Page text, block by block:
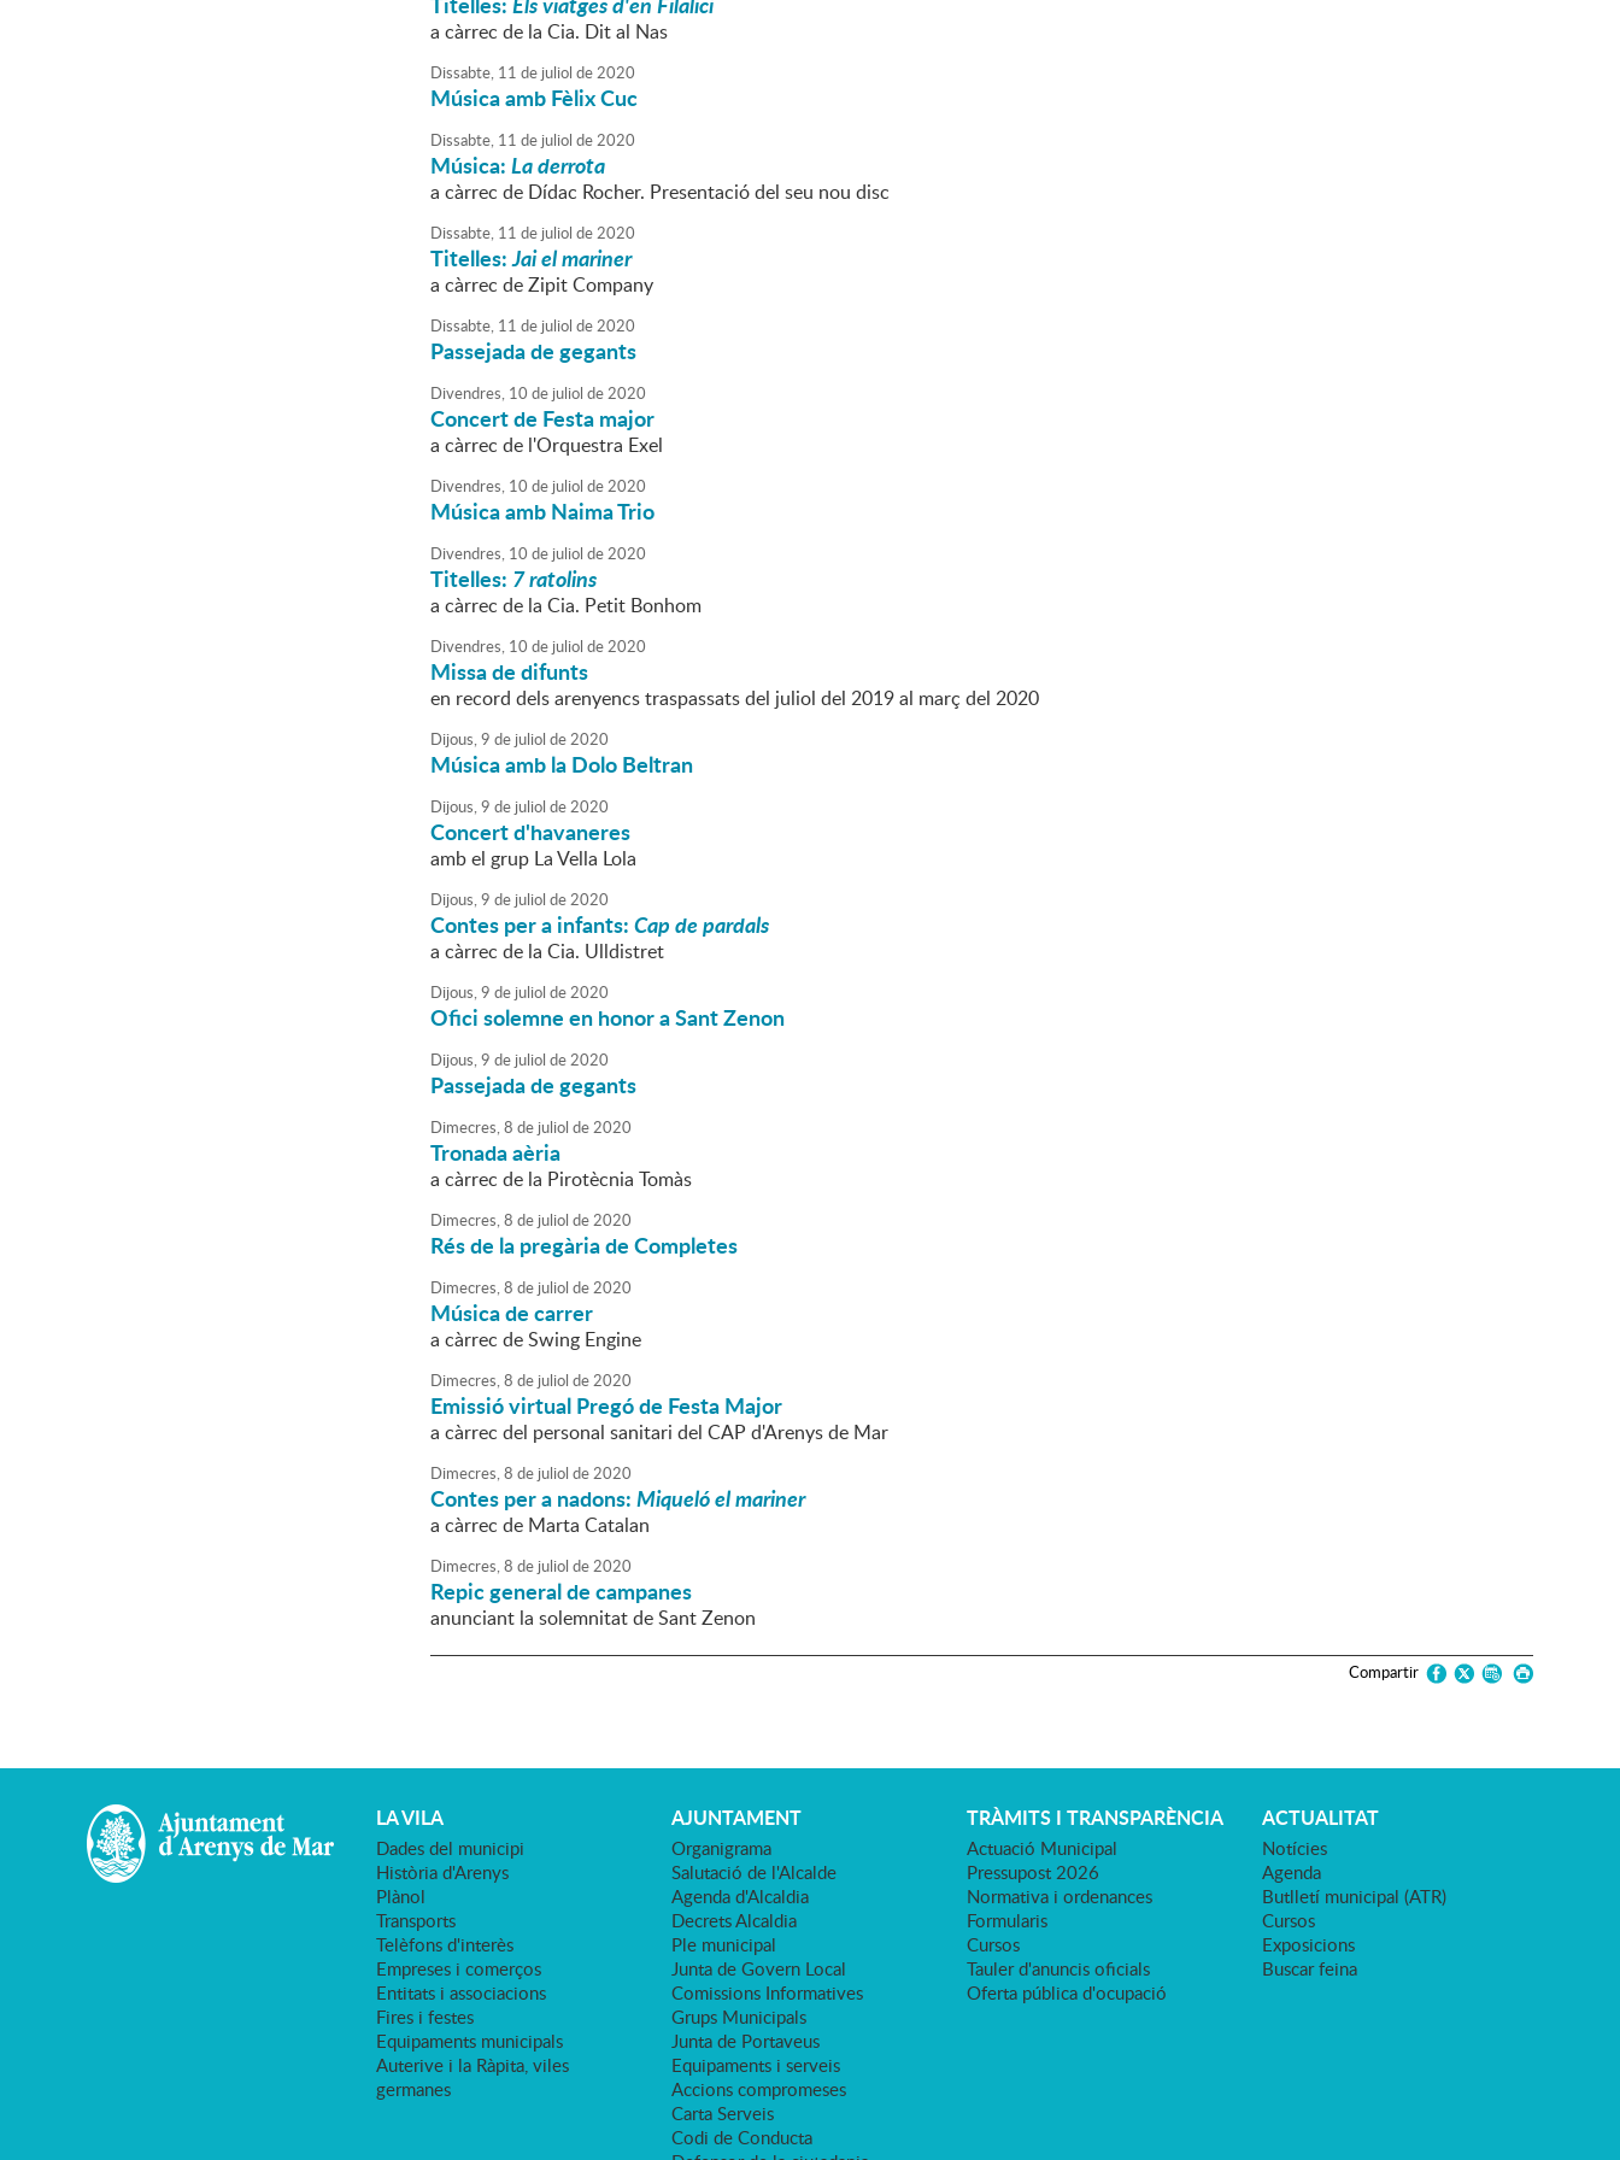
a càrrec de la Cia. Dit al Nas
Dissabte, 11 de juliol de2020
Música amb Fèlix Cuc
Dissabte, 11 de juliol de2020
Música:La derrota
a càrrec de Dídac Rocher. Presentació del seu nou disc
Dissabte, 11 de juliol de2020
Titelles:Jai el mariner
a càrrec de Zipit Company
Dissabte, 11 de juliol de2020
Passejada de gegants
Divendres, 10 de juliol de2020
Concert de Festa major
a càrrec de l'Orquestra Exel
Divendres, 10 de juliol de2020
Música amb Naima Trio
Divendres, 10 de juliol de2020
Titelles: 7 ratolins
a càrrec de la Cia. Petit Bonhom
Divendres, 10 de juliol de2020
Missa de difunts
en record dels arenyencs traspassats del juliol del 2019 al març del 2020
Dijous,9 de juliol de2020
Música amb la Dolo Beltran
Dijous,9 de juliol de2020
Concert d'havaneres
amb el grup La Vella Lola
Dijous,9 de juliol de2020
Contes per a infants:Cap de pardals
a càrrec de la Cia. Ulldistret
Dijous,9 de juliol de2020
Ofici solemne en honor a Sant Zenon
Dijous,9 de juliol de2020
Passejada de gegants
Dimecres,8 de juliol de2020
Tronada aèria
a càrrec de la Pirotècnia Tomàs
Dimecres,8 de juliol de2020
Rés de la pregària de Completes
Dimecres,8 de juliol de2020
Música de carrer
a càrrec de Swing Engine
Dimecres,8 de juliol de2020
Emissió virtual Pregó de Festa Major
a càrrec del personal sanitari del CAP d'Arenys de Mar
Dimecres,8 de juliol de2020
Contes per a nadons:Miqueló el mariner
a càrrec de Marta Catalan
Dimecres,8 de juliol de2020
Repic general de campanes
anunciant la solemnitat de Sant Zenon
Compartir
LA VILA
Dades del municipi
Història d'Arenys
Plànol
Transports
Telèfons d'interès
Empreses i comerços
Entitats i associacions
Fires i festes
Equipaments municipals
Auterive i la Ràpita, viles
germanes
AJUNTAMENT
Organigrama
Salutació de l'Alcalde
Agenda d'Alcaldia
Decrets Alcaldia
Ple municipal
Junta de Govern Local
Comissions Informatives
Grups Municipals
Junta de Portaveus
Equipaments i serveis
Accions compromeses
Carta Serveis
Codi de Conducta
TRÀMITS I TRANSPARÈNCIA
Actuació Municipal
Pressupost 2026
Normativa i ordenances
Formularis
Cursos
Tauler d'anuncis oficials
Oferta pública d'ocupació
ACTUALITAT
Notícies
Agenda
Butlletí municipal (ATR)
Cursos
Exposicions
Buscar feina